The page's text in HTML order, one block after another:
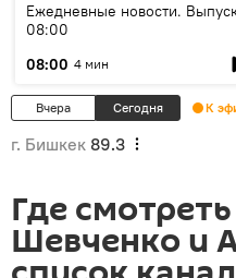
Ежедневные новости.
08:00
08:00 4 мин
Вчера Сегодня К
г. Бишкек 89.3
Где
Шевченко и